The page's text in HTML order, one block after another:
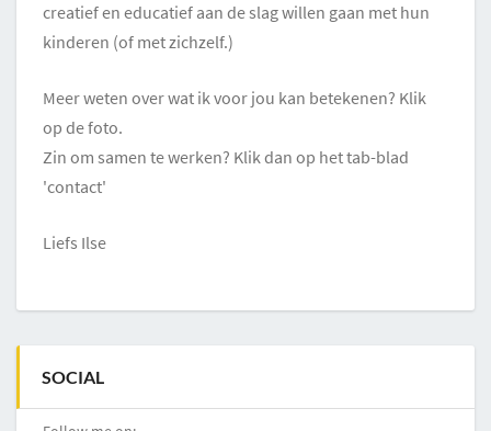
creatief en educatief aan de slag willen gaan met hun
kinderen (of met zichzelf.)
Meer weten over wat ik voor jou kan betekenen? Klik
op de foto.
Zin om samen te werken? Klik dan op het tab-blad
'contact'
Liefs Ilse
SOCIAL